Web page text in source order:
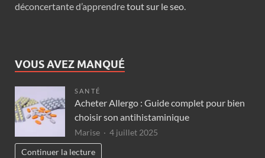
déconcertante d’apprendretout sur le seo.
VOUS AVEZ MANQUÉ
SANTÉ
Acheter Allergo : Guide complet pour bien
choisir son antihistaminique
Marise
4 juillet 2025
Continuer la lecture